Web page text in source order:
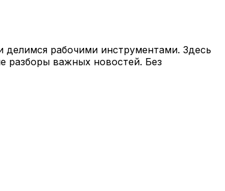
рабочими инструментами. Здесь
разборы важных новостей. Без